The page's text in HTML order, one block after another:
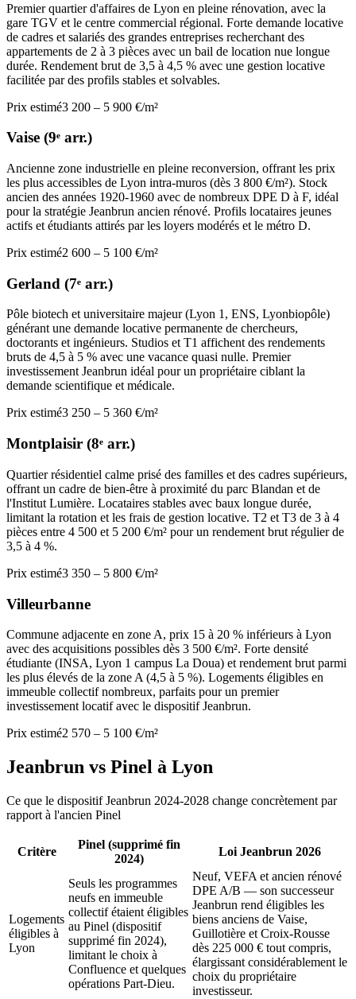
Premier quartier d'affaires de Lyon en pleine rénovation, avec la
gare TGV et le centre commercial régional. Forte demande locative
de cadres et salariés des grandes entreprises recherchant des
appartements de 2 à 3 pièces avec un bail de location nue longue
durée. Rendement brut de 3,5 à 4,5 % avec une gestion locative
facilitée par des profils stables et solvables.
Prix estimé3 200 – 5 900 €/m²
Vaise (9ᵉ arr.)
Ancienne zone industrielle en pleine reconversion, offrant les prix
les plus accessibles de Lyon intra-muros (dès 3 800 €/m²). Stock
ancien des années 1920-1960 avec de nombreux DPE D à F, idéal
pour la stratégie Jeanbrun ancien rénové. Profils locataires jeunes
actifs et étudiants attirés par les loyers modérés et le métro D.
Prix estimé2 600 – 5 100 €/m²
Gerland (7ᵉ arr.)
Pôle biotech et universitaire majeur (Lyon 1, ENS, Lyonbiopôle)
générant une demande locative permanente de chercheurs,
doctorants et ingénieurs. Studios et T1 affichent des rendements
bruts de 4,5 à 5 % avec une vacance quasi nulle. Premier
investissement Jeanbrun idéal pour un propriétaire ciblant la
demande scientifique et médicale.
Prix estimé3 250 – 5 360 €/m²
Montplaisir (8ᵉ arr.)
Quartier résidentiel calme prisé des familles et des cadres supérieurs,
offrant un cadre de bien-être à proximité du parc Blandan et de
l'Institut Lumière. Locataires stables avec baux longue durée,
limitant la rotation et les frais de gestion locative. T2 et T3 de 3 à 4
pièces entre 4 500 et 5 200 €/m² pour un rendement brut régulier de
3,5 à 4 %.
Prix estimé3 350 – 5 800 €/m²
Villeurbanne
Commune adjacente en zone A, prix 15 à 20 % inférieurs à Lyon
avec des acquisitions possibles dès 3 500 €/m². Forte densité
étudiante (INSA, Lyon 1 campus La Doua) et rendement brut parmi
les plus élevés de la zone A (4,5 à 5 %). Logements éligibles en
immeuble collectif nombreux, parfaits pour un premier
investissement locatif avec le dispositif Jeanbrun.
Prix estimé2 570 – 5 100 €/m²
Jeanbrun vs Pinel à Lyon
Ce que le dispositif Jeanbrun 2024-2028 change concrètement par
rapport à l'ancien Pinel
Critère
Pinel (supprimé fin
2024)
Loi Jeanbrun 2026
Logements
éligibles à
Lyon
Seuls les programmes
neufs en immeuble
collectif étaient éligibles
au Pinel (dispositif
supprimé fin 2024),
limitant le choix à
Confluence et quelques
opérations Part-Dieu.
Neuf, VEFA et ancien rénové
DPE A/B — son successeur
Jeanbrun rend éligibles les
biens anciens de Vaise,
Guillotière et Croix-Rousse
dès 225 000 € tout compris,
élargissant considérablement le
choix du propriétaire
investisseur.